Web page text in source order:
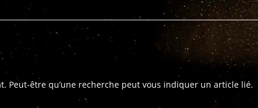
Peut-être qu’une recherche peut vous indiquer un article lié.